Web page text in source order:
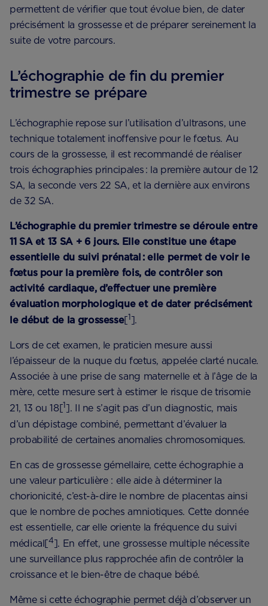
permettent de vérifier que tout évolue bien, de dater
précisément la grossesse et de préparer sereinement la
suite de votre parcours.
L’échographie de fin du premier
trimestre se prépare
L’échographie repose sur l’utilisation d’ultrasons, une
technique totalement inoffensive pour le fœtus. Au
cours de la grossesse, il est recommandé de réaliser
trois échographies principales : la première autour de 12
SA, la seconde vers 22 SA, et la dernière aux environs
de 32 SA.
L’échographie du premier trimestre se déroule entre
11 SA et 13 SA + 6 jours. Elle constitue une étape
essentielle du suivi prénatal : elle permet de voir le
fœtus pour la première fois, de contrôler son
activité cardiaque, d’effectuer une première
évaluation morphologique et de dater précisément
le début de la grossesse[1].
Lors de cet examen, le praticien mesure aussi
l’épaisseur de la nuque du fœtus, appelée clarté nucale.
Associée à une prise de sang maternelle et à l’âge de la
mère, cette mesure sert à estimer le risque de trisomie
21, 13 ou 18[1]. Il ne s’agit pas d’un diagnostic, mais
d’un dépistage combiné, permettant d’évaluer la
probabilité de certaines anomalies chromosomiques.
En cas de grossesse gémellaire, cette échographie a
une valeur particulière : elle aide à déterminer la
chorionicité, c’est-à-dire le nombre de placentas ainsi
que le nombre de poches amniotiques. Cette donnée
est essentielle, car elle oriente la fréquence du suivi
médical[4]. En effet, une grossesse multiple nécessite
une surveillance plus rapprochée afin de contrôler la
croissance et le bien-être de chaque bébé.
Même si cette échographie permet déjà d’observer un